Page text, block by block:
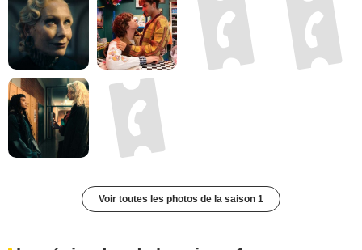
Voir toutes les photos de la saison 1